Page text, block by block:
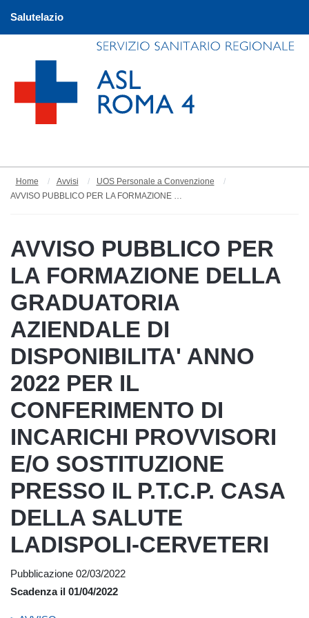
Salutelazio
Home Avvisi
UOS Personale a Convenzione
AVVISO PUBBLICO PER LA FORMAZIONE DELLA GRADUATORIA AZIENDALE DI DISPONIBILITA' ANNO 2022 PER IL CONFERIMENTO DI INCARICHI PROVVISORI E/O SOSTITUZIONE PRESSO IL P.T.C.P. CASA DELLA SALUTE LADISPOLI - CERVETERI
AVVISO PUBBLICO PER
LA FORMAZIONE DELLA
GRADUATORIA
AZIENDALE DI
DISPONIBILITA' ANNO
2022 PER IL
CONFERIMENTO DI
INCARICHI PROVVISORI
E/O SOSTITUZIONE
PRESSO IL P.T.C.P. CASA
DELLA SALUTE
LADISPOLI-CERVETERI
Pubblicazione 02/03/2022
Scadenza il 01/04/2022